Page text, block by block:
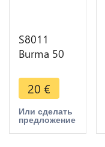
S8011
Burma 50
FDC ->
Faire Offre
20 €
Или сделать
предложение